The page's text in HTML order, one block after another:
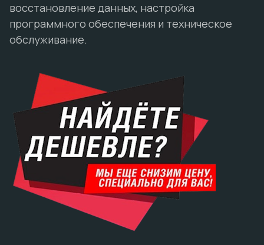
восстановление данных, настройка
программного обеспечения и техническое
обслуживание.